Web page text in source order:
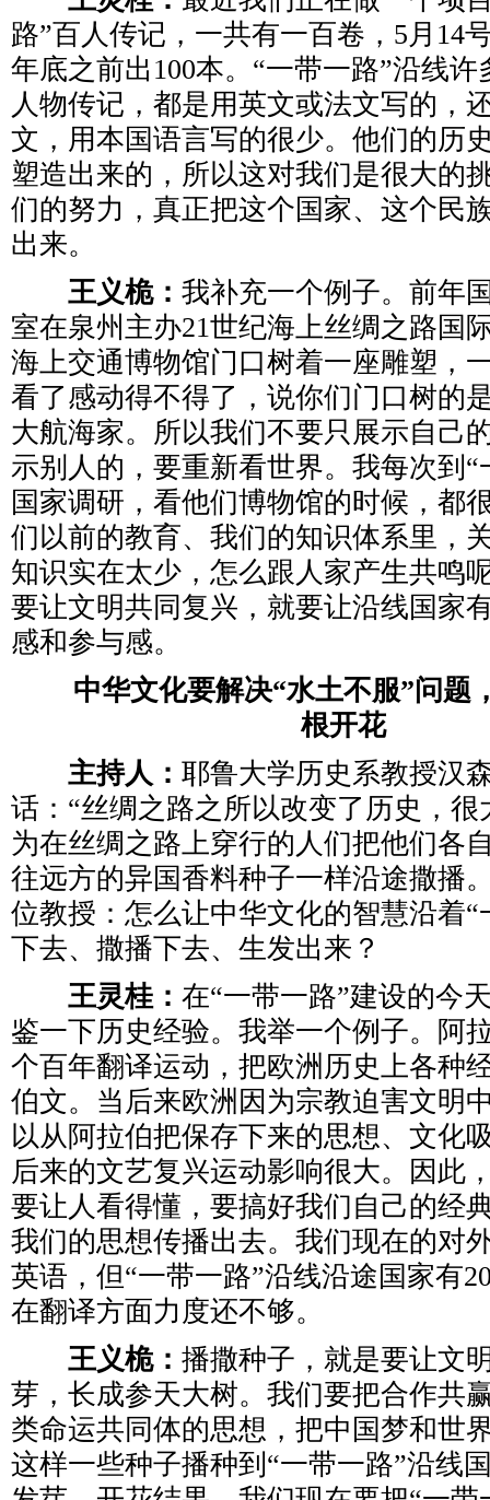
路”百人传记，一共有一百卷，5月14
年底之前出100本。“一带一路”沿线
人物传记，都是用英文或法文写的，
文，用本国语言写的很少。他们的历
塑造出来的，所以这对我们是很大的
们的努力，真正把这个国家、这个民
出来。
王义桅： 我补充一个例子。前年
室在泉州主办21世纪海上丝绸之路国
海上交通博物馆门口树着一座雕塑，
看了感动得不得了，说你们门口树的
大航海家。所以我们不要只展示自己
示别人的，要重新看世界。我每次到“
国家调研，看他们博物馆的时候，都
们以前的教育、我们的知识体系里，
知识实在太少，怎么跟人家产生共鸣
要让文明共同复兴，就要让沿线国家
感和参与感。
中华文化要解决“水土不服”问题
根开花
主持人： 耶鲁大学历史系教授汉
话：“丝绸之路之所以改变了历史，很
为在丝绸之路上穿行的人们把他们各
往远方的异国香料种子一样沿途撒播
位教授：怎么让中华文化的智慧沿着“
下去、撒播下去、生发出来？
王灵桂： 在“一带一路”建设的今
鉴一下历史经验。我举一个例子。阿
个百年翻译运动，把欧洲历史上各种
伯文。当后来欧洲因为宗教迫害文明
以从阿拉伯把保存下来的思想、文化
后来的文艺复兴运动影响很大。因此
要让人看得懂，要搞好我们自己的经
我们的思想传播出去。我们现在的对
英语，但“一带一路”沿线沿途国家有
在翻译方面力度还不够。
王义桅： 播撒种子，就是要让文
芽，长成参天大树。我们要把合作共
类命运共同体的思想，把中国梦和世
这样一些种子播种到“一带一路”沿线